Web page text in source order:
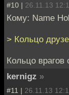
#10 | 26.11.13
Кому: Name
> Кольцо
Кольцо
kernigz »
#11 | 26.11.13